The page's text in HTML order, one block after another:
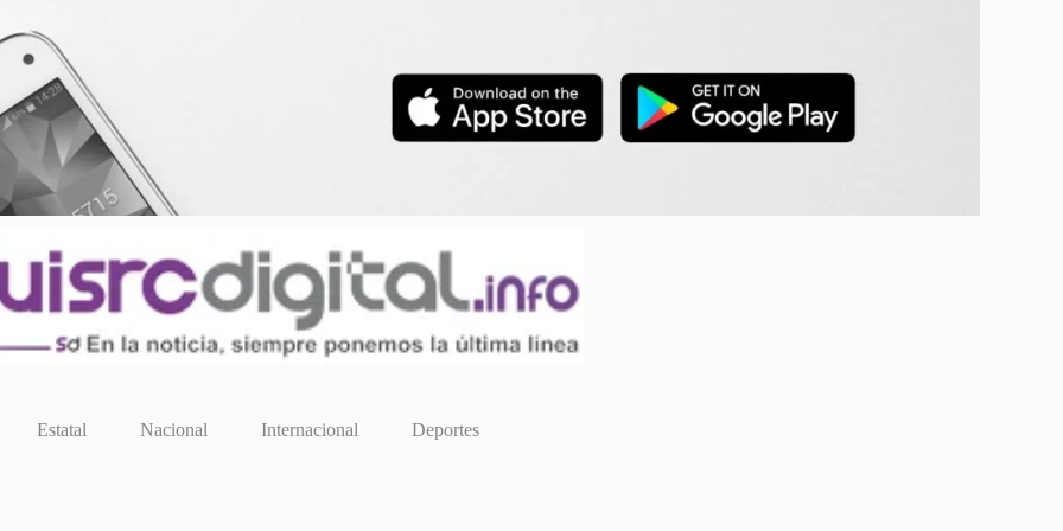
Estatal Nacional Internacional Deportes